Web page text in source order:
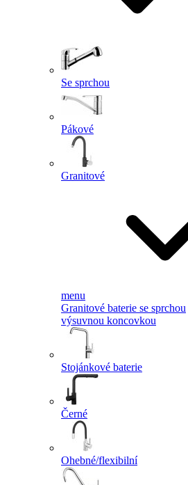
Se sprchou
Pákové
Granitové
menu
Granitové baterie se sprchou
výsuvnou koncovkou
Stojánkové baterie
Černé
Ohebné/flexibilní